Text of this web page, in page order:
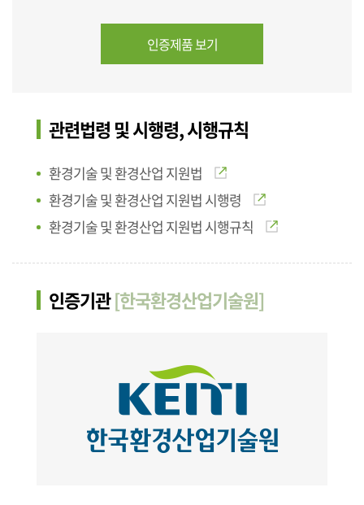
인증제품 보기
관련법령 및 시행령, 시행규칙
환경기술 및 환경산업 지원법
환경기술 및 환경산업 지원법 시행령
환경기술 및 환경산업 지원법 시행규칙
인증기관[한국환경산업기술원]